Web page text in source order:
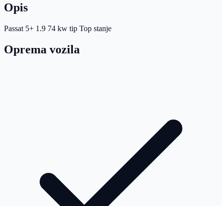
Opis
Passat 5+ 1.9 74 kw tip Top stanje
Oprema vozila